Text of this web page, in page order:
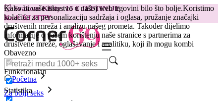
Kako bi vaše iskustvo u našoj web trgovini bilo što bolje.Koristimo
kolačiće za personalizaciju sadržaja i oglasa, pružanje značajki
društvenih mreža i analizu našeg prometa. Također dijelimo
informacije o vašem korištenju naše stranice s partnerima za
društvene mreže, oglašavanje i analitiku, koji ih mogu kombi
Obavezno
Funkcionalan
Statistika
😽Svakom Klitty: 15 € JEFTINIJE
Kod: KLITTY →
Početna
Za bolji seks